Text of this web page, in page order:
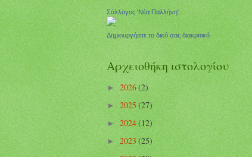
Σύλλογος 'Νέα Παλλήνη'
Δημιουργήστε το δικό σας διακριτικό
Αρχειοθήκη ιστολογίου
► 2026(2)
► 2025(27)
►2024(12)
►2023(25)